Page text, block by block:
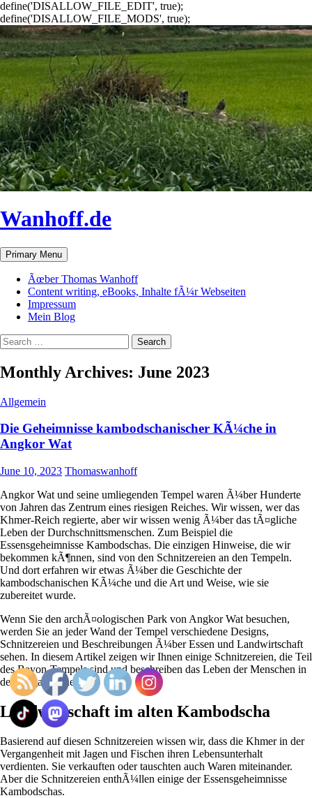
define('DISALLOW_FILE_EDIT', true);
define('DISALLOW_FILE_MODS', true);
Wanhoff.de
Search
Primary Menu Skip
to
content
Ãœber Thomas Wanhoff
Content writing, eBooks, Inhalte fÃ¼r Webseiten
Impressum
Mein Blog
Search
for:
Monthly Archives: June 2023
Allgemein
Die Geheimnisse kambodschanischer KÃ¼che in
Angkor Wat
June 10, 2023 Thomaswanhoff
Angkor Wat und seine umliegenden Tempel waren Ã¼ber Hunderte
von Jahren das Zentrum eines riesigen Reiches. Wir wissen, wer das
Khmer-Reich regierte, aber wir wissen wenig Ã¼ber das tÃ¤gliche
Leben der Durchschnittsmenschen. Zum Beispiel die
Essensgeheimnisse Kambodschas. Die einzigen Hinweise, die wir
bekommen kÃ¶nnen, sind von den Schnitzereien an den Tempeln.
Und dort erfahren wir etwas Ã¼ber die Geschichte der
kambodschanischen KÃ¼che und die Art und Weise, wie sie
zubereitet wurde.
Wenn Sie den archÃ¤ologischen Park von Angkor Wat besuchen,
werden Sie an jeder Wand der Tempel verschiedene Designs,
Schnitzereien und Beschreibungen Ã¼ber Essen und Landwirtschaft
sehen. In diesem Artikel zeigen wir Ihnen einige Schnitzereien, die Teil
des Bayon-Tempels sind und beschreiben das Leben der Menschen in
der Vergangenheit.
Landwirtschaft im alten Kambodscha
Basierend auf diesen Schnitzereien wissen wir, dass die Khmer in der
Vergangenheit mit Jagen und Fischen ihren Lebensunterhalt
verdienten. Sie verkauften oder tauschten auch Waren miteinander.
Aber die Schnitzereien enthÃ¼llen einige der Essensgeheimnisse
Kambodschas.